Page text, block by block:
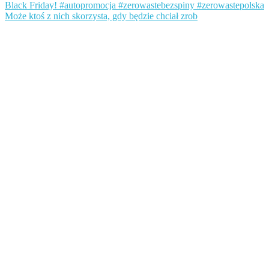
Może ktoś z nich skorzysta, gdy będzie chciał zrob